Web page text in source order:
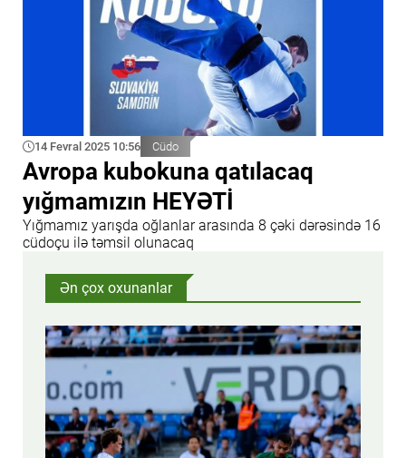
14 Fevral 2025 10:56 Cüdo
Avropa kubokuna qatılacaq
yığmamızın HEYƏTİ
Yığmamız yarışda oğlanlar arasında 8 çəki dərəsində 16
cüdoçu ilə təmsil olunacaq
Ən çox oxunanlar